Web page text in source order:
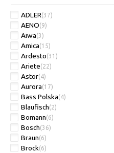
ADLER(37)
AENO(9)
Aiwa(3)
Amica(15)
Ardesto(31)
Ariete(22)
Astor(4)
Aurora(17)
Bass Polska(4)
Blaufisch(2)
Bomann(6)
Bosch(36)
Braun(6)
Brock(6)